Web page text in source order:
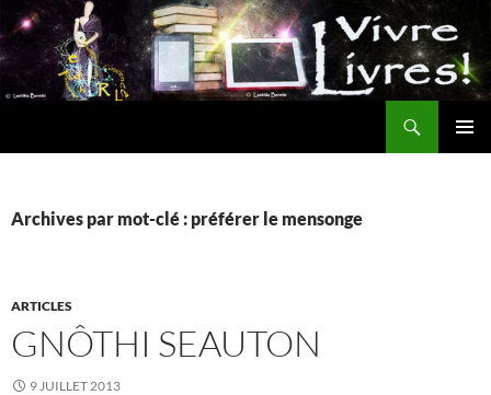
Aller
au
contenu
Archives par mot-clé : préférer le mensonge
ARTICLES
GNÔTHI SEAUTON
9 JUILLET 2013